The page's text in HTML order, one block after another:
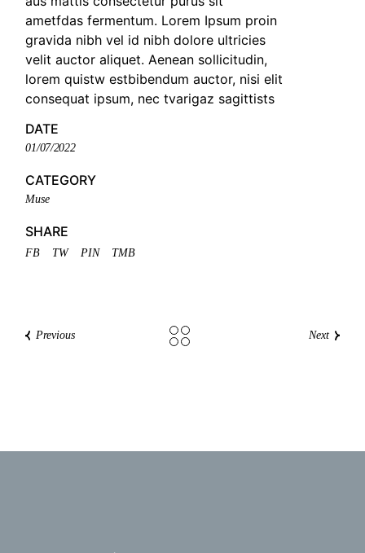
ametfdas fermentum. Lorem Ipsum proin
gravida nibh vel id nibh dolore ultricies
velit auctor aliquet. Aenean sollicitudin,
lorem quistw estbibendum auctor, nisi elit
consequat ipsum, nec tvarigaz sagittists
DATE
01/07/2022
CATEGORY
Muse
SHARE
FB TW PIN TMB
Previous Next